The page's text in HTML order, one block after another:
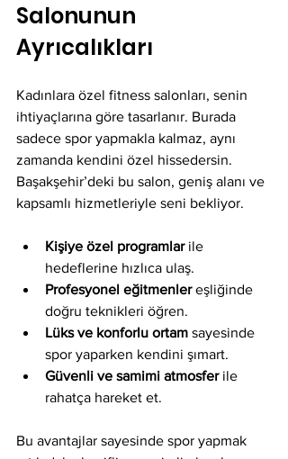
Salonunun
Ayrıcalıkları
Kadınlara özel fitness salonları, senin
ihtiyaçlarına göre tasarlanır. Burada
sadece spor yapmakla kalmaz, aynı
zamanda kendini özel hissedersin.
Başakşehir’deki bu salon, geniş alanı ve
kapsamlı hizmetleriyle seni bekliyor.
Kişiye özel programlar ile
hedeflerine hızlıca ulaş.
Profesyonel eğitmenler eşliğinde
doğru teknikleri öğren.
Lüks ve konforlu ortam sayesinde
spor yaparken kendini şımart.
Güvenli ve samimi atmosfer ile
rahatça hareket et.
Bu avantajlar sayesinde spor yapmak